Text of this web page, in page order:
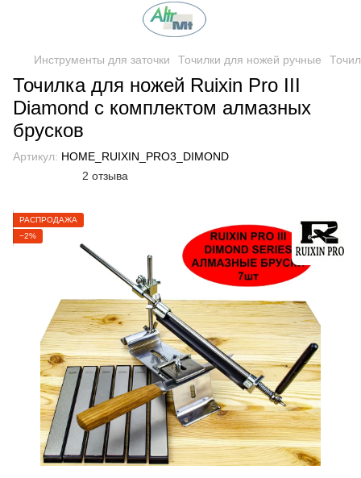
Инструменты для заточки Точилки для ножей ручные
Точилка для ножей Ruixin Pro III
Diamond с комплектом алмазных
брусков
Артикул: HOME_RUIXIN_PRO3_DIMOND
2 отзыва
РАСПРОДАЖА
−2%